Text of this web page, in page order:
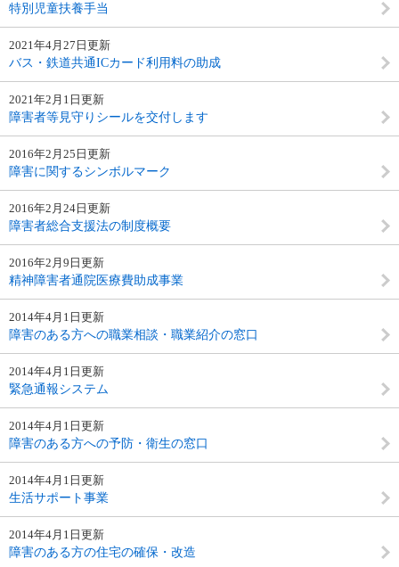
特別児童扶養手当
2021年4月27日更新
バス・鉄道共通ICカード利用料の助成
2021年2月1日更新
障害者等見守りシールを交付します
2016年2月25日更新
障害に関するシンボルマーク
2016年2月24日更新
障害者総合支援法の制度概要
2016年2月9日更新
精神障害者通院医療費助成事業
2014年4月1日更新
障害のある方への職業相談・職業紹介の窓口
2014年4月1日更新
緊急通報システム
2014年4月1日更新
障害のある方への予防・衛生の窓口
2014年4月1日更新
生活サポート事業
2014年4月1日更新
障害のある方の住宅の確保・改造